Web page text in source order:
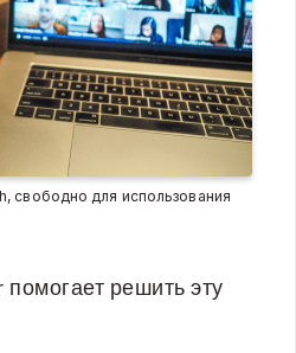
свободно для использования
помогает решить эту